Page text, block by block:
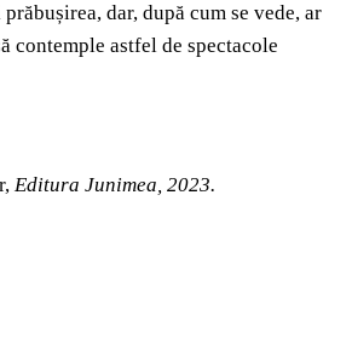
dar, după cum se vede, ar
contemple astfel de spectacole
Editura Junimea, 2023.